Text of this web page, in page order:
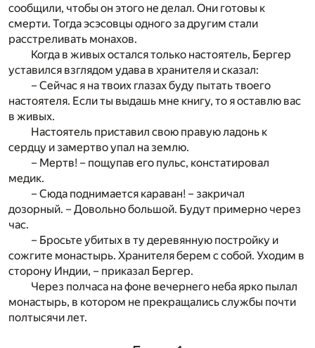
сообщили, чтобы он этого не делал. Они готовы к
смерти. Тогда эсэсовцы одного за другим стали
расстреливать монахов.
Когда в живых остался только настоятель, Бергер
уставился взглядом удава в хранителя и сказал:
– Сейчас я на твоих глазах буду пытать твоего
настоятеля. Если ты выдашь мне книгу, то я оставлю вас
в живых.
Настоятель приставил свою правую ладонь к
сердцу и замертво упал на землю.
– Мертв! – пощупав его пульс, констатировал
медик.
– Сюда поднимается караван! – закричал
дозорный. – Довольно большой. Будут примерно через
час.
– Бросьте убитых в ту деревянную постройку и
сожгите монастырь. Хранителя берем с собой. Уходим в
сторону Индии, – приказал Бергер.
Через полчаса на фоне вечернего неба ярко пылал
монастырь, в котором не прекращались службы почти
полтысячи лет.